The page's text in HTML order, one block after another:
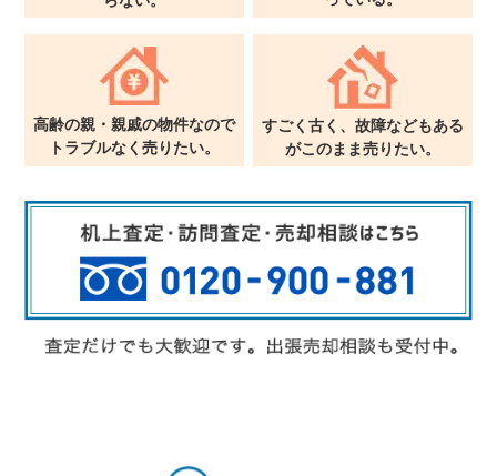
高齢の親・親戚の物件なので
トラブルなく売りたい。
すごく古く、故障などもある
がこのまま売りたい。